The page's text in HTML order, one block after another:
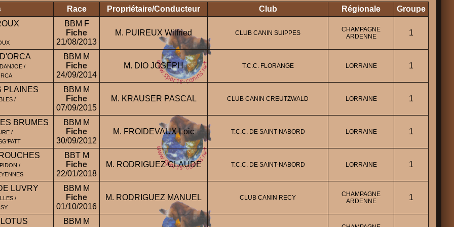
Race Propriétaire/Conducteur Club Régionale
Groupe
BBM F
Fiche
21/08/2013
M. PUIREUX Wilfried CLUB CANIN SUIPPES
CHAMPAGNE
ARDENNE
1
/
BBM M
Fiche
24/09/2014
M. DIO JOSEPH T.C.C. FLORANGE LORRAINE 1
PLAINES
/
BBM M
Fiche
07/09/2015
M. KRAUSER PASCAL CLUB CANIN CREUTZWALD LORRAINE 1
BRUMES
/
BBM M
Fiche
30/09/2012
M. FROIDEVAUX Loic T.C.C. DE SAINT-NABORD LORRAINE 1
/
BBT M
Fiche
22/01/2018
M. RODRIGUEZ CLAUDE T.C.C. DE SAINT-NABORD LORRAINE 1
LUVRY
/
BBM M
Fiche
01/10/2016
M. RODRIGUEZ MANUEL CLUB CANIN RECY
CHAMPAGNE
ARDENNE
1
BBM M